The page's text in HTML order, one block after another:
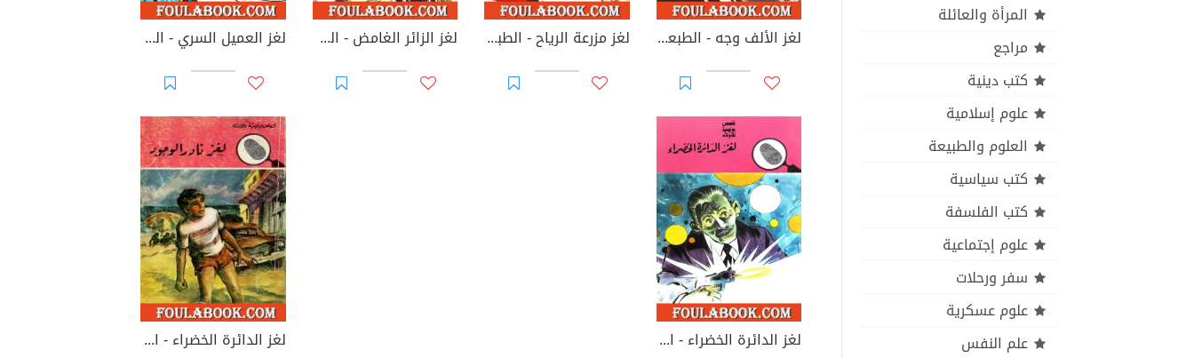
المرأة والعائلة
مراجع
كتب دينية
علوم إسلامية
العلوم والطبيعة
كتب سياسية
كتب الفلسفة
علوم إجتماعية
سفر ورحلات
علوم عسكرية
علم النفس
لغز الألف وجه - الطبعة الثانية لغز مزرعة الرياح - الطبعة الثانية لغز الزائر الغامض - الطبعة الثانية لغز العميل السري - الطبعة الخامسة
لغز الدائرة الخضراء - الطبعة الثانية لغز الدائرة الخضراء - الطبعة الثانية